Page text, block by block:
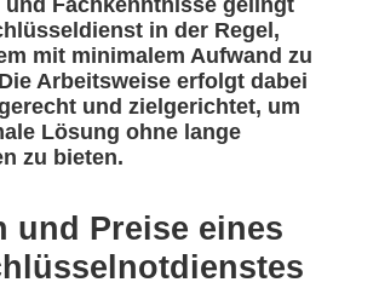
und Fachkenntnisse gelingt
in der Regel,
mit minimalem Aufwand zu
Arbeitsweise erfolgt dabei
und zielgerichtet, um
Lösung ohne lange
zu bieten.
und Preise eines